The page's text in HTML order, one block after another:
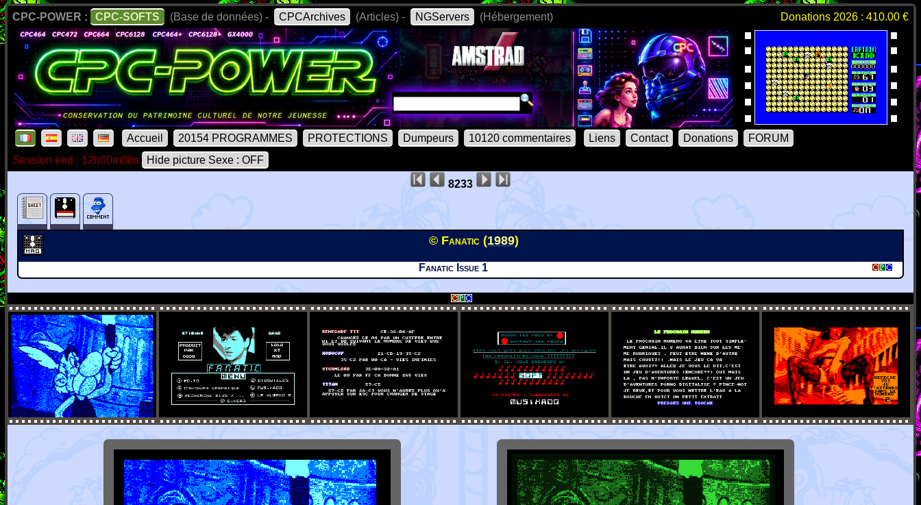
CPC-POWER : CPC-SOFTS (Base de données) - CPCArchives (Articles) - NGServers (Hébergement) Donations 2026 : 410.00 €
Accueil 20154 PROGRAMMES PROTECTIONS Dumpeurs 10120 commentaires Liens Contact Donations
FORUM
Session end : 12h00m00s
Hide picture Sexe : OFF
8233
© Fanatic (1989)
Fanatic Issue 1